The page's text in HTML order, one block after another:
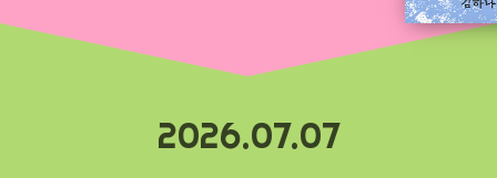
2026.07.07